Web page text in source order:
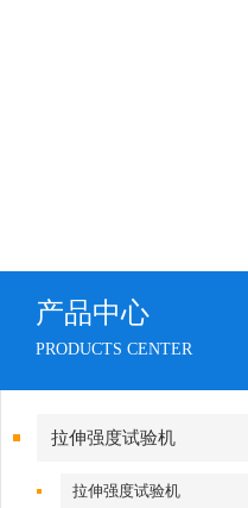
产品中心
PRODUCTS CENTER
拉伸强度试验机
拉伸强度试验机